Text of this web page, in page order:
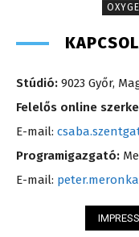
Stúdió: 9023 Győr,
Felelős online
E-mail:
Programigazgató:
E-mail: